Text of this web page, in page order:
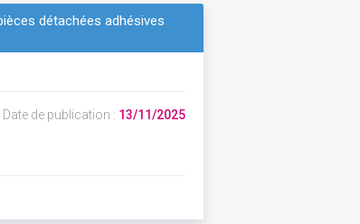
détachées adhésives
Date de publication : 13/11/2025